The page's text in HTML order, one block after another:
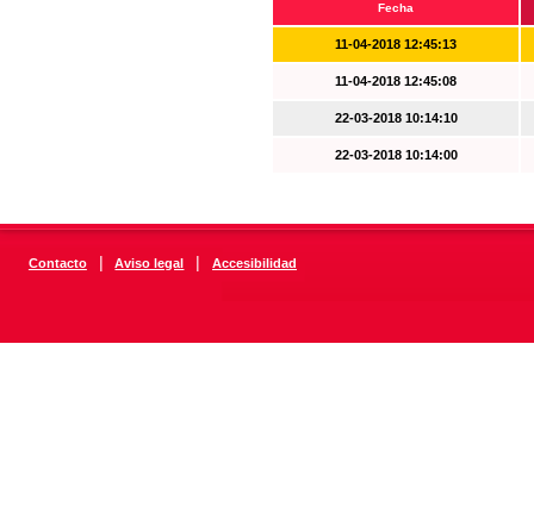
Fecha
11-04-2018 12:45:13
11-04-2018 12:45:08
22-03-2018 10:14:10
22-03-2018 10:14:00
Contacto | Aviso legal | Accesibilidad